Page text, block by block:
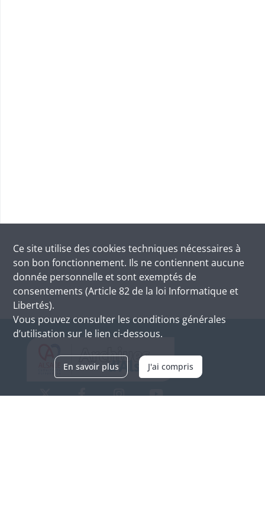
Ce site utilise des cookies techniques nécessaires à
son bon fonctionnement. Ils ne contiennent aucune
donnée personnelle et sont exemptés de
consentements (Article 82 de la loi Informatique et
Libertés).
Vous pouvez consulter les conditions générales
d’utilisation sur le lien ci-dessous.
En savoir plus J'ai compris